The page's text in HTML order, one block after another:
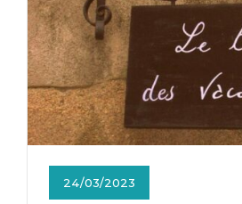
24/03/2023